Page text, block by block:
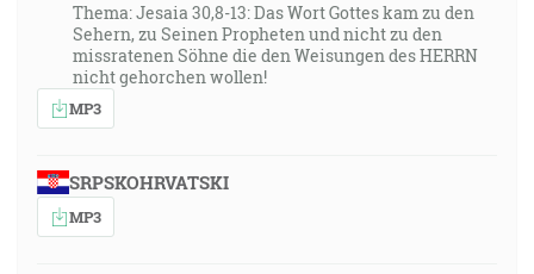
Thema: Jesaia 30,8-13: Das Wort Gottes kam zu den
Sehern, zu Seinen Propheten und nicht zu den
missratenen Söhne die den Weisungen des HERRN
nicht gehorchen wollen!
MP3
SRPSKOHRVATSKI
MP3